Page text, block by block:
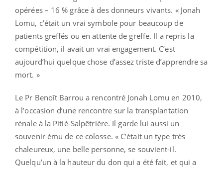
opérées – 16 % grâce à des donneurs vivants. « Jonah
Lomu, c’était un vrai symbole pour beaucoup de
patients greffés ou en attente de greffe. Il a repris la
compétition, il avait un vrai engagement. C’est
aujourd’hui quelque chose d’assez triste d’apprendre sa
mort. »
Le Pr Benoît Barrou a rencontré Jonah Lomu en 2010,
à l’occasion d’une rencontre sur la transplantation
rénale à la Pitié-Salpêtrière. Il garde lui aussi un
souvenir ému de ce colosse. « C’était un type très
chaleureux, une belle personne, se souvient-il.
Quelqu’un à la hauteur du don qui a été fait, et qui a